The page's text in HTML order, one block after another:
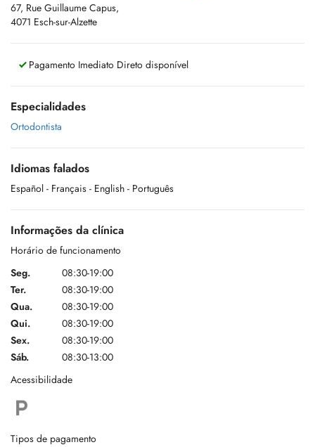
67, Rue Guillaume Capus,
4071 Esch-sur-Alzette
Pagamento Imediato Direto disponível
Especialidades
Ortodontista
Idiomas falados
Español - Français - English - Português
Informações da clínica
Horário de funcionamento
Seg.
08:30-19:00
Ter.
08:30-19:00
Qua.
08:30-19:00
Qui.
08:30-19:00
Sex.
08:30-19:00
Sáb.
08:30-13:00
Acessibilidade
Tipos de pagamento